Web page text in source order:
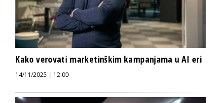
Kako verovati marketinškim kampanjama u AI eri
14/11/2025 | 12:00